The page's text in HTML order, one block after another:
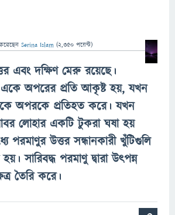
Serina Islam (2,350 পয়েন্ট)
এবং দক্ষিণ মেরু রয়েছে।
একে অপরের প্রতি আকৃষ্ট হয়, যখন
অপরকে প্রতিহত করে। যখন
লোহার একটি টুকরা ঘষা হয়
পরমাণুর উত্তর সন্ধানকারী খুঁটিগুলি
সারিবদ্ধ পরমাণু দ্বারা উৎপন্ন
তৈরি করে।